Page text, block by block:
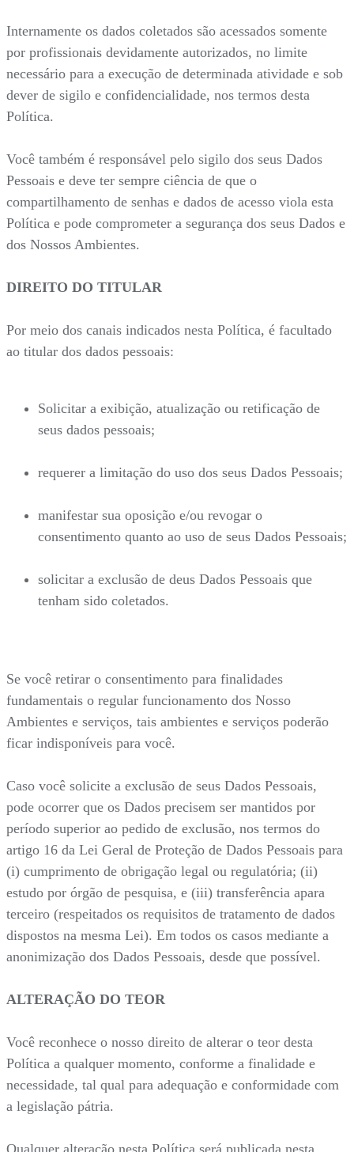
Internamente os dados coletados são acessados somente
por profissionais devidamente autorizados, no limite
necessário para a execução de determinada atividade e sob
dever de sigilo e confidencialidade, nos termos desta
Política.
Você também é responsável pelo sigilo dos seus Dados
Pessoais e deve ter sempre ciência de que o
compartilhamento de senhas e dados de acesso viola esta
Política e pode comprometer a segurança dos seus Dados e
dos Nossos Ambientes.
DIREITO DO TITULAR
Por meio dos canais indicados nesta Política, é facultado
ao titular dos dados pessoais:
Solicitar a exibição, atualização ou retificação de
seus dados pessoais;
requerer a limitação do uso dos seus Dados Pessoais;
manifestar sua oposição e/ou revogar o
consentimento quanto ao uso de seus Dados Pessoais;
solicitar a exclusão de deus Dados Pessoais que
tenham sido coletados.
Se você retirar o consentimento para finalidades
fundamentais o regular funcionamento dos Nosso
Ambientes e serviços, tais ambientes e serviços poderão
ficar indisponíveis para você.
Caso você solicite a exclusão de seus Dados Pessoais,
pode ocorrer que os Dados precisem ser mantidos por
período superior ao pedido de exclusão, nos termos do
artigo 16 da Lei Geral de Proteção de Dados Pessoais para
(i) cumprimento de obrigação legal ou regulatória; (ii)
estudo por órgão de pesquisa, e (iii) transferência apara
terceiro (respeitados os requisitos de tratamento de dados
dispostos na mesma Lei). Em todos os casos mediante a
anonimização dos Dados Pessoais, desde que possível.
ALTERAÇÃO DO TEOR
Você reconhece o nosso direito de alterar o teor desta
Política a qualquer momento, conforme a finalidade e
necessidade, tal qual para adequação e conformidade com
a legislação pátria.